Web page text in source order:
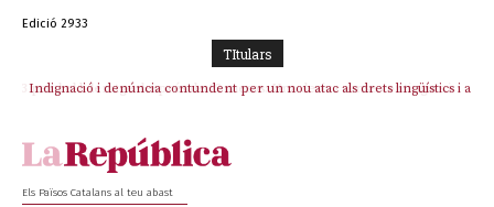
Edició 2933
TItulars
Indignació i denúncia contundent per un nou atac als drets lingüístics i a
Els Països Catalans al teu abast